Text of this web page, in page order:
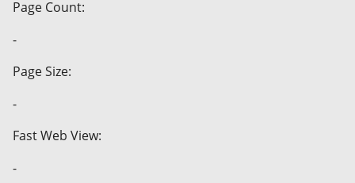
Page Count:
-
Page Size:
-
Fast Web View:
-